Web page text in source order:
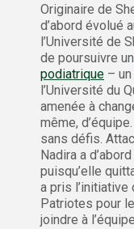
Originaire de
d’abord évolué
l’Université de
de poursuivre un
podiatrique –
l’Université du
amenée à
même,
sans défis.
Nadira a
puisqu’elle
a pris
Patriotes pour
joindre à